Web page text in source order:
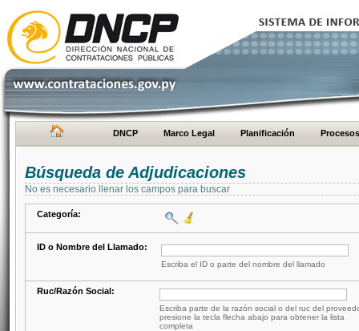
DNCP Marco Legal Planificación Procesos
Búsqueda de Adjudicaciones
No es necesario llenar los campos para buscar
Categoría:
ID o Nombre del Llamado:
Escriba el ID o parte del nombre del llamado
Ruc/Razón Social:
Escriba parte de la razón social o del ruc del
presione la tecla flecha abajo para obtener la lista
completa